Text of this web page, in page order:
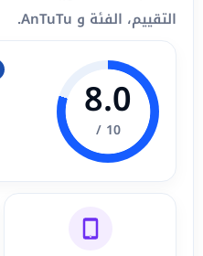
التقييم، الفئة و AnTuTu.
8.0
10 /